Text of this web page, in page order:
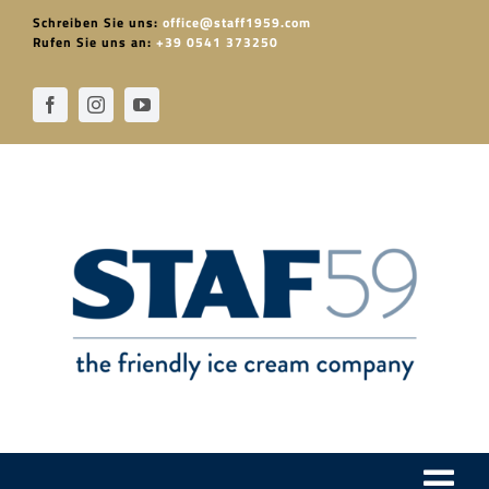
Schreiben Sie uns: office@staff1959.com
Rufen Sie uns an: +39 0541 373250